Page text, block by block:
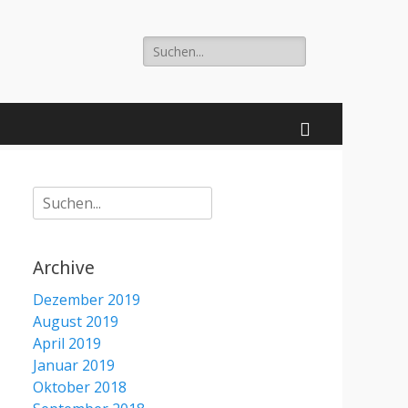
Suche
nach:
Suche
nach:
Archive
Dezember 2019
August 2019
April 2019
Januar 2019
Oktober 2018